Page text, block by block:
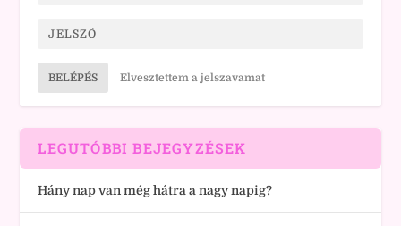
BELÉPÉS Elvesztettem a jelszavamat
LEGUTÓBBI BEJEGYZÉSEK
Hány nap van még hátra a nagy napig?